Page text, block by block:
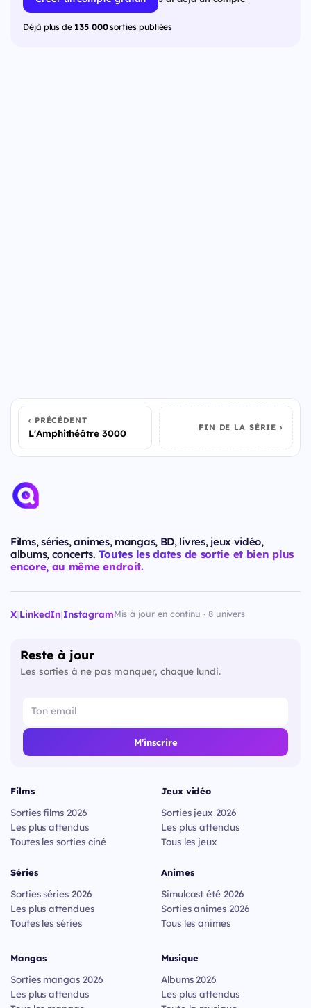
Déjà plus de 135 000sorties publiées
PRÉCÉDENT
L'Amphithéâtre 3000 FIN DE LA SÉRIE
Films, séries, animes, mangas, BD, livres, jeux vidéo,
albums, concerts. Toutes les dates de sortie et bien plus
encore, au même endroit.
X|LinkedIn|InstagramMis à jour en continu · 8 univers
Reste à jour
Les sorties à ne pas manquer, chaque lundi.
M'inscrire
Films
Sorties films 2026
Les plus attendus
Toutes les sorties ciné
Séries
Sorties séries 2026
Les plus attendues
Toutes les séries
Jeux vidéo
Sorties jeux 2026
Les plus attendus
Tous les jeux
Animes
Simulcast été 2026
Sorties animes 2026
Tous les animes
Mangas
Sorties mangas 2026
Les plus attendus
Musique
Albums 2026
Les plus attendus